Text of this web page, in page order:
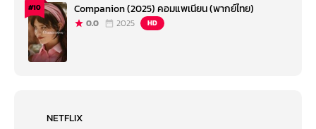
#10 Companion (2025) คอมแพเนียน (พากย์ไทย)
0.0 2025 HD
NETFLIX